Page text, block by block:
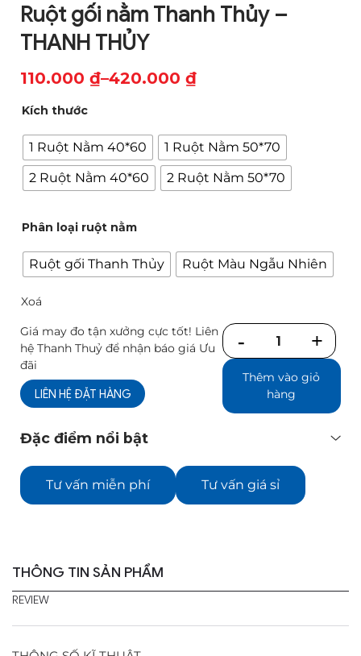
Ruột gối nằm Thanh Thủy –
THANH THỦY
110.000 ₫–420.000 ₫
từ
110.000 ₫
đến
420.000 ₫
Kích thước
1 Ruột Nằm 40*60
1 Ruột Nằm 50*70
2 Ruột Nằm 40*60
2 Ruột Nằm 50*70
Phân loại ruột nằm
Ruột gối Thanh Thủy Ruột Màu Ngẫu Nhiên
Xoá
Giá may đo tận xưởng cực tốt! Liên
hệ Thanh Thuỷ để nhận báo giá Ưu
đãi
LIÊN HỆ ĐẶT HÀNG
Số
lượng
Thêm vào giỏ
hàng
Đặc điểm nổi bật
Tư vấn miễn phí Tư vấn giá sỉ
THÔNG TIN SẢN PHẨM
REVIEW